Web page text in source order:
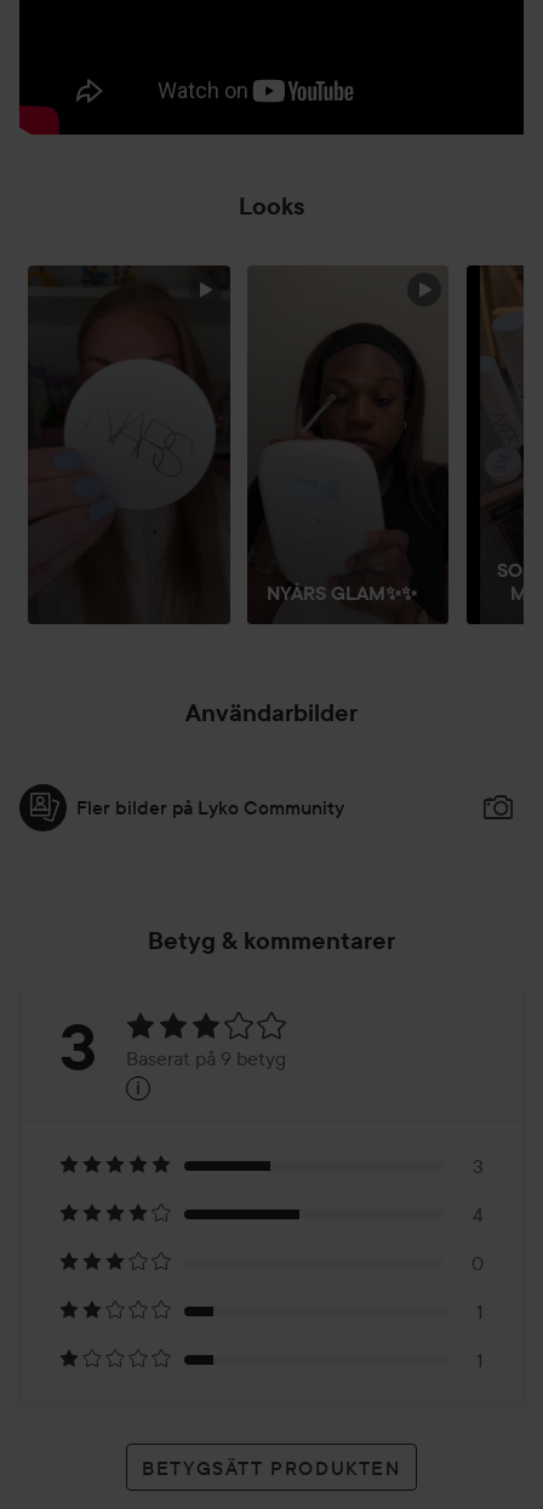
Looks
HOPPA ÖVER SEKTIONEN
NYÅRS GLAM✨✨
Användarbilder
Fler bilder på Lyko Community
Betyg & kommentarer
Betyg:
Baserat
på
9
betyg
3 Baserat på 9 betyg
i
3
4
0
1
1
BETYGSÄTT PRODUKTEN